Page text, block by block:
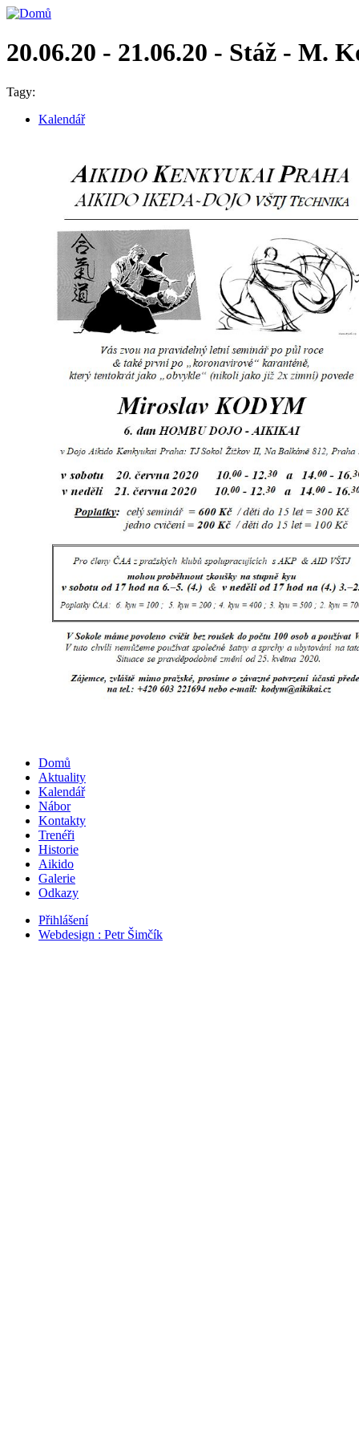
20.06.20 - 21.06.20 - Stáž - M.
Tagy:
Kalendář
Domů
Aktuality
Kalendář
Nábor
Kontakty
Trenéři
Historie
Aikido
Galerie
Odkazy
Přihlášení
Webdesign : Petr Šimčík